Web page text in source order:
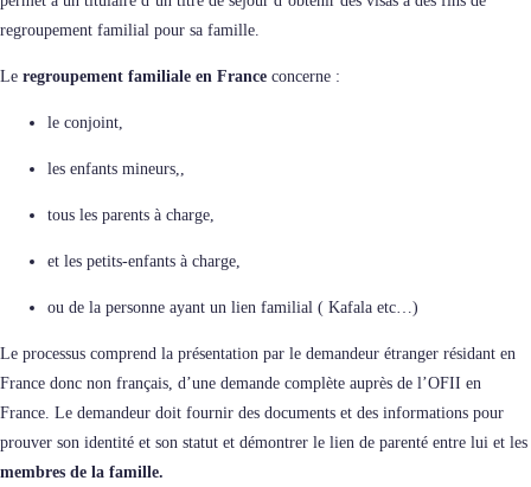
regroupement familial pour sa famille.
Le regroupement familiale en France concerne :
le conjoint,
les enfants mineurs,,
tous les parents à charge,
et les petits-enfants à charge,
ou de la personne ayant un lien familial ( Kafala etc…)
Le processus comprend la présentation par le demandeur étranger résidant en
France donc non français, d’une demande complète auprès de l’OFII en
France. Le demandeur doit fournir des documents et des informations pour
prouver son identité et son statut et démontrer le lien de parenté entre lui et les
membres de la famille.